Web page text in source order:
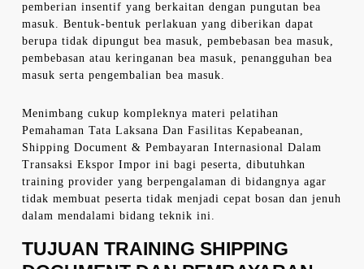
pemberian insentif yang berkaitan dengan pungutan bea
masuk. Bentuk-bentuk perlakuan yang diberikan dapat
berupa tidak dipungut bea masuk, pembebasan bea masuk,
pembebasan atau keringanan bea masuk, penangguhan bea
masuk serta pengembalian bea masuk.
Menimbang cukup kompleknya materi pelatihan
Pemahaman Tata Laksana Dan Fasilitas Kepabeanan,
Shipping Document & Pembayaran Internasional Dalam
Transaksi Ekspor Impor ini bagi peserta, dibutuhkan
training provider yang berpengalaman di bidangnya agar
tidak membuat peserta tidak menjadi cepat bosan dan jenuh
dalam mendalami bidang teknik ini.
TUJUAN TRAINING SHIPPING